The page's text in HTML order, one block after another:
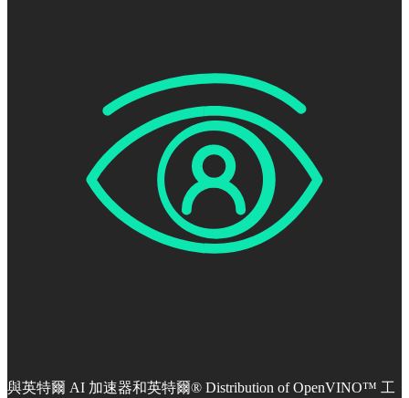
與英特爾 AI 加速器和英特爾® Distribution of OpenVINO™ 工